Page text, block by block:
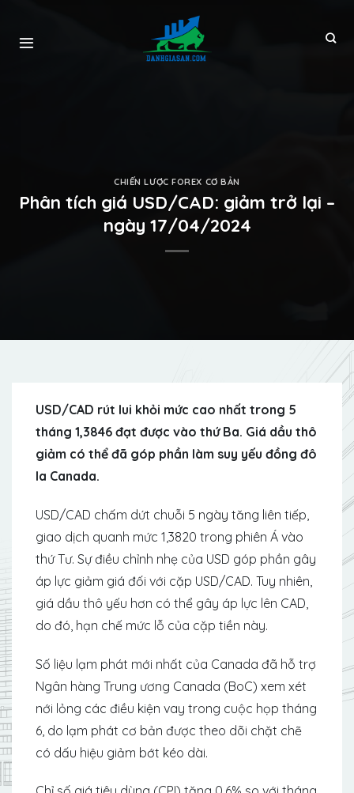
CHIẾN LƯỢC FOREX CƠ BẢN
Phân tích giá USD/CAD: giảm trở lại –
ngày 17/04/2024
USD/CAD rút lui khỏi mức cao nhất trong 5
tháng 1,3846 đạt được vào thứ Ba. Giá dầu thô
giảm có thể đã góp phần làm suy yếu đồng đô
la Canada.
USD/CAD chấm dứt chuỗi 5 ngày tăng liên tiếp,
giao dịch quanh mức 1,3820 trong phiên Á vào
thứ Tư. Sự điều chỉnh nhẹ của USD góp phần gây
áp lực giảm giá đối với cặp USD/CAD. Tuy nhiên,
giá dầu thô yếu hơn có thể gây áp lực lên CAD,
do đó, hạn chế mức lỗ của cặp tiền này.
Số liệu lạm phát mới nhất của Canada đã hỗ trợ
Ngân hàng Trung ương Canada (BoC) xem xét
nới lỏng các điều kiện vay trong cuộc họp tháng
6, do lạm phát cơ bản được theo dõi chặt chẽ
có dấu hiệu giảm bớt kéo dài.